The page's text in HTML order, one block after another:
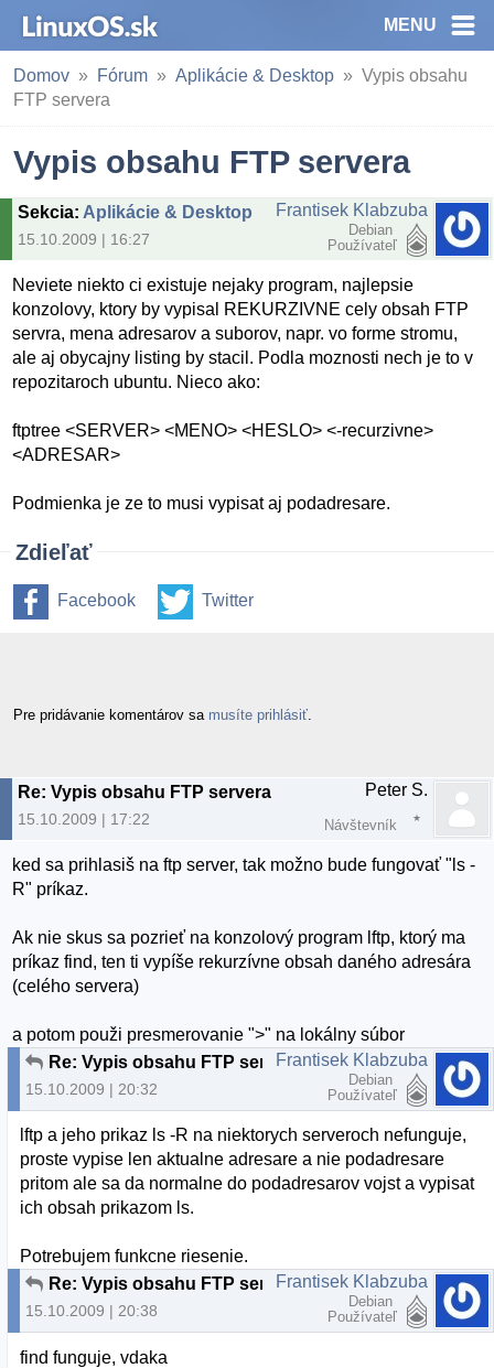
MENU
Domov Fórum Aplikácie & Desktop
Vypis obsahu
FTP servera
Vypis obsahu FTP servera
Sekcia: Aplikácie & Desktop
15.10.2009 | 16:27
Frantisek Klabzuba
Debian
Používateľ
Neviete niekto ci existuje nejaky program, najlepsie
konzolovy, ktory by vypisal REKURZIVNE cely obsah FTP
servra, mena adresarov a suborov, napr. vo forme stromu,
ale aj obycajny listing by stacil. Podla moznosti nech je to v
repozitaroch ubuntu. Nieco ako:
ftptree <SERVER> <MENO> <HESLO> <-recurzivne>
<ADRESAR>
Podmienka je ze to musi vypisat aj podadresare.
Zdieľať
Facebook Twitter
Pre pridávanie komentárov sa musíte prihlásiť
Re: Vypis obsahu FTP servera
15.10.2009 | 17:22
Peter S.
Návštevník
ked sa prihlasiš na ftp server, tak možno bude fungovať "ls -
R" príkaz.
Ak nie skus sa pozrieť na konzolový program lftp, ktorý ma
príkaz find, ten ti vypíše rekurzívne obsah daného adresára
(celého servera)
a potom použi presmerovanie ">" na lokálny súbor
Re: Vypis obsahu FTP servera
15.10.2009 | 20:32
Frantisek Klabzuba
Debian
Používateľ
lftp a jeho prikaz ls -R na niektorych serveroch nefunguje,
proste vypise len aktualne adresare a nie podadresare
pritom ale sa da normalne do podadresarov vojst a vypisat
ich obsah prikazom ls.
Potrebujem funkcne riesenie.
Re: Vypis obsahu FTP servera
15.10.2009 | 20:38
Frantisek Klabzuba
Debian
Používateľ
find funguje, vdaka